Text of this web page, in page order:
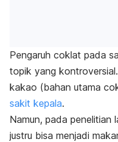
Pengaruh coklat pada
topik yang
kakao (bahan utama
sakit kepala.
Namun, pada penelitian
justru bisa menjadi